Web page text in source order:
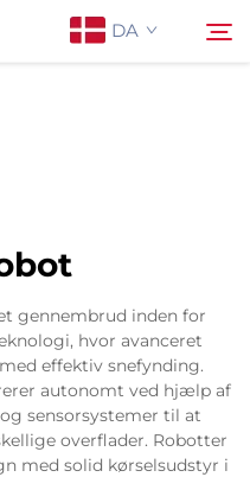
DA
gennembrud inden for
hvor avanceret
effektiv snefynding.
autonomt ved hjælp af
sensorsystemer til at
overflader. Robotter
med solid kørselsudstyr i